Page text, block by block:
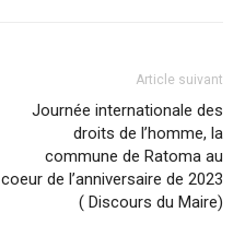
Article suivant
Journée internationale des
droits de l’homme, la
commune de Ratoma au
coeur de l’anniversaire de 2023
( Discours du Maire)